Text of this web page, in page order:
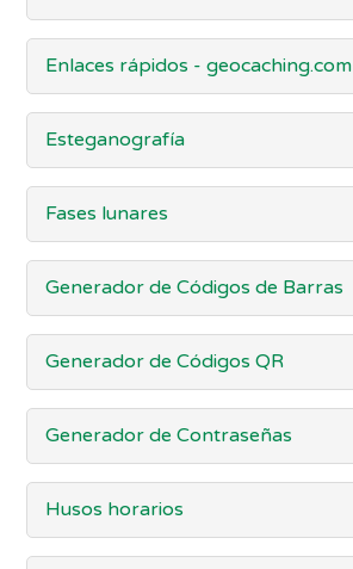
Enlaces rápidos - geocaching.com
Esteganografía
Fases lunares
Generador de Códigos de Barras
Generador de Códigos QR
Generador de Contraseñas
Husos horarios